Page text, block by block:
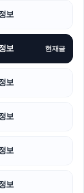
보
보 현재글
보
보
보
보